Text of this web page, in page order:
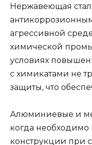
Нержавеющая
агрессивной
химической
условиях
с химикатами не
защиты, что
Алюминиевые и
когда
конструкции при